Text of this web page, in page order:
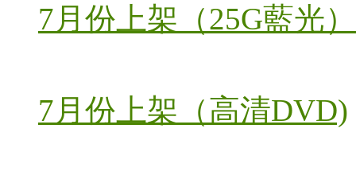
7月份上架（25G藍光）
7月份上架（高清DVD)